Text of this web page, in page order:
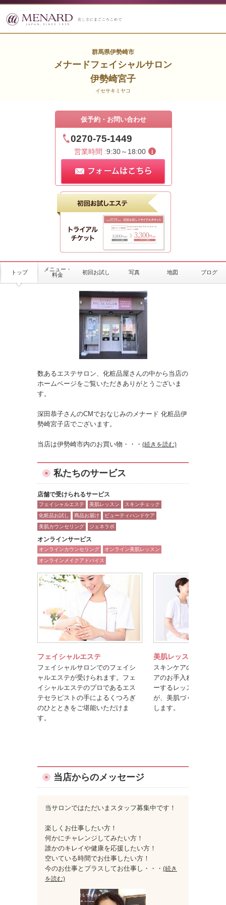
群馬県伊勢崎市
メナードフェイシャルサロン
伊勢崎宮子
イセサキミヤコ
仮予約・お問い合わせ
0270-75-1449
営業時間 :9:30～18:00
トップ
メニュー・
料金
初回お試し 写真 地図 ブログ
数あるエステサロン、化粧品屋さんの中から当店の
ホームページをご覧いただきありがとうございま
す。
深田恭子さんのCMでおなじみのメナード 化粧品伊
勢崎宮子店でございます。
当店は伊勢崎市内のお買い物 ・・・ (続きを読む)
私たちのサービス
店舗で受けられるサービス
フェイシャルエステ 美肌レッスン
スキンチェック
化粧品お試し
商品お届け
ビューティハンドケア
美肌カウンセリング
ジェネラボ
オンラインサービス
オンラインカウンセリング
オンライン美肌レッスン
オンラインメイクアドバイス
フェイシャルエステ
フェイシャルサロンでのフェイシ
ャルエステが受けられます。フェ
イシャルエステのプロであるエス
テセラピストの手によるくつろぎ
のひとときをご堪能いただけま
す。
美肌レッスン
スキンケアのポイント
アのお手入れ方法を楽
ーするレッスンです。
が、美肌づくりのコツ
します。
当店からのメッセージ
当サロンではただいまスタッフ募集中です！
楽しくお仕事したい方！
何かにチャレンジしてみたい方！
誰かのキレイや健康を応援したい方！
空いている時間でお仕事したい方！
今のお仕事とプラスしてお仕事し ・・・ (続き
を読む)